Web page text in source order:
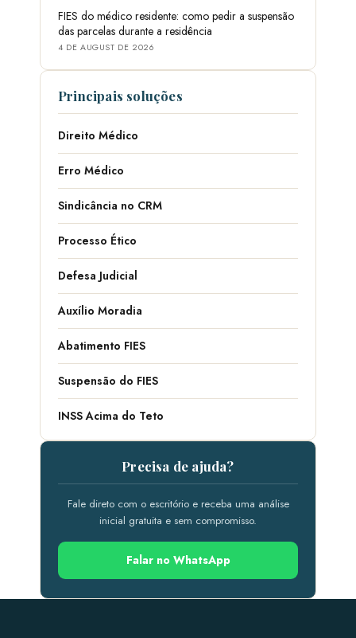
FIES do médico residente: como pedir a suspensão
das parcelas durante a residência
4 DE AUGUST DE 2026
Principais soluções
Direito Médico
Erro Médico
Sindicância no CRM
Processo Ético
Defesa Judicial
Auxílio Moradia
Abatimento FIES
Suspensão do FIES
INSS Acima do Teto
Precisa de ajuda?
Fale direto com o escritório e receba uma análise
inicial gratuita e sem compromisso.
Falar no WhatsApp